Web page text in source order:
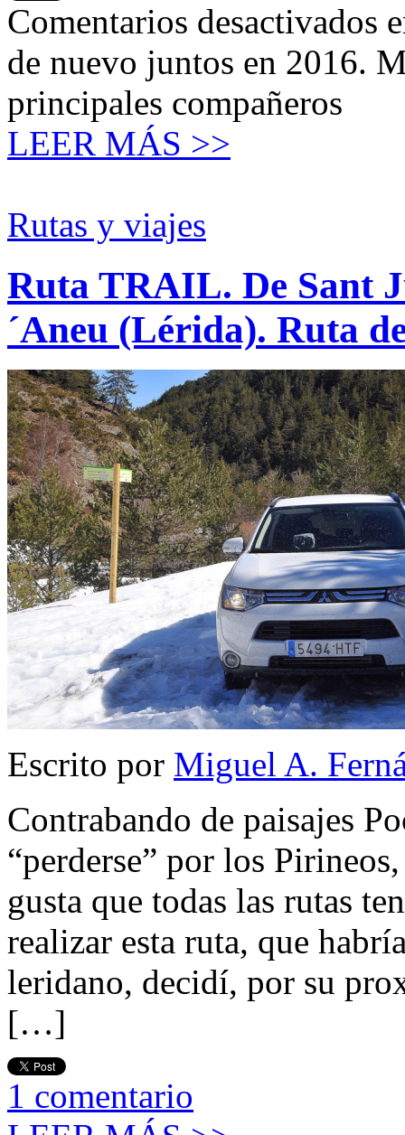
Comentarios desactivados
de nuevo juntos en 2016.
principales compañeros
LEER MÁS >>
Rutas y viajes
Ruta TRAIL. De Sant
´Aneu (Lérida). Ruta
Escrito por Miguel A.
Contrabando de paisajes
“perderse” por los
gusta que todas las rutas
realizar esta ruta, que
leridano, decidí, por su
[…]
1 comentario